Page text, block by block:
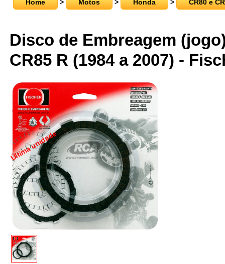
Home > Motos > Honda > CR80 e
Disco de Embreagem
CR85 R (1984 a 2007) -
Última unidade